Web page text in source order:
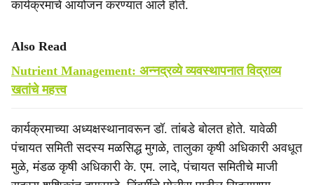
कार्यक्रमाचे आयोजन करण्यात आले होते.
Also Read
Nutrient Management: अन्नद्रव्ये व्यवस्थापनात विद्राव्य
खतांचे महत्त्व
कार्यक्रमाच्या अध्यक्षस्थानावरून डॉ. तांबडे बोलत होते. यावेळी
पंचायत समिती सदस्य मळसिद्ध मुगळे, तालुका कृषी अधिकारी अवधूत
मुळे, मंडळ कृषी अधिकारी के. एम. लादे, पंचायत समितीचे माजी